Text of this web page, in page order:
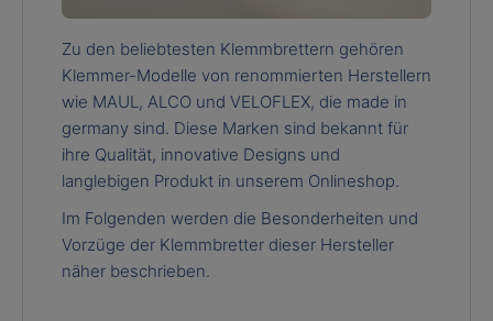
Zu den beliebtesten Klemmbrettern gehören
Klemmer-Modelle von renommierten Herstellern
wie MAUL, ALCO und VELOFLEX, die made in
germany sind. Diese Marken sind bekannt für
ihre Qualität, innovative Designs und
langlebigen Produkt in unserem Onlineshop.
Im Folgenden werden die Besonderheiten und
Vorzüge der Klemmbretter dieser Hersteller
näher beschrieben.